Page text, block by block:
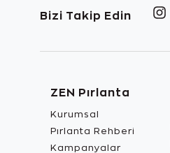
Bizi Takip Edin
ZEN Pırlanta
Kurumsal
Pırlanta Rehberi
Kampanyalar